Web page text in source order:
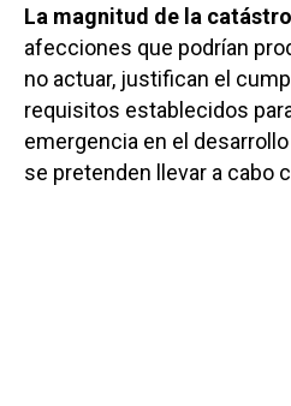
La magnitud de la
afecciones que podrían
no actuar, justifican el
requisitos establecidos
emergencia en el
se pretenden llevar a cabo